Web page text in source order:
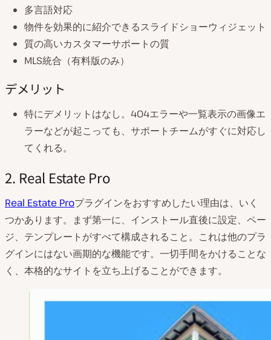
多言語対応
物件を効果的に紹介できるスライドショーウィジェット
質の高いカスタマーサポートの質
MLS統合（有料版のみ）
デメリット
特にデメリットはなし。404エラーや一覧表示の画像エ
ラーなどが起こっても、サポートチームがすぐに対応し
てくれる。
2. Real Estate Pro
Real Estate Proプラグインをおすすめしたい理由は、いく
つかあります。まず第一に、インストール直後に設定、ペー
ジ、テンプレートがすべて構成されること。これは他のプラ
グインにはない画期的な機能です。一切手間をかけることな
く、本格的なサイトを立ち上げることができます。